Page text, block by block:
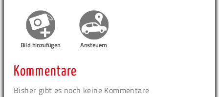
Bild hinzufügen Ansteuern
Kommentare
Bisher gibt es noch keine Kommentare